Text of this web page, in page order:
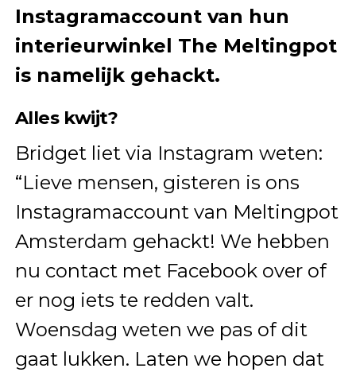
Instagramaccount van hun
interieurwinkel The Meltingpot
is namelijk gehackt.
Alles kwijt?
Bridget liet via Instagram weten:
“Lieve mensen, gisteren is ons
Instagramaccount van Meltingpot
Amsterdam gehackt! We hebben
nu contact met Facebook over of
er nog iets te redden valt.
Woensdag weten we pas of dit
gaat lukken. Laten we hopen dat